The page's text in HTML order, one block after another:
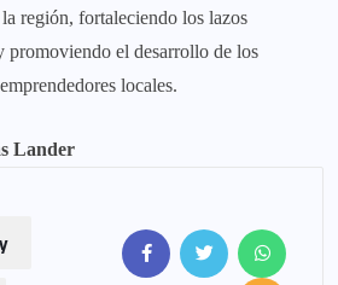
la región, fortaleciendo los lazos
promoviendo el desarrollo de los
locales.
Lander